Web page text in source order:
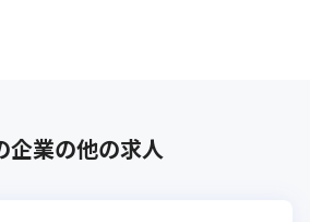
再構築や品質管理の強化を進めなが
・団体への展開を予定。技術面でも、AI
企業の他の求人